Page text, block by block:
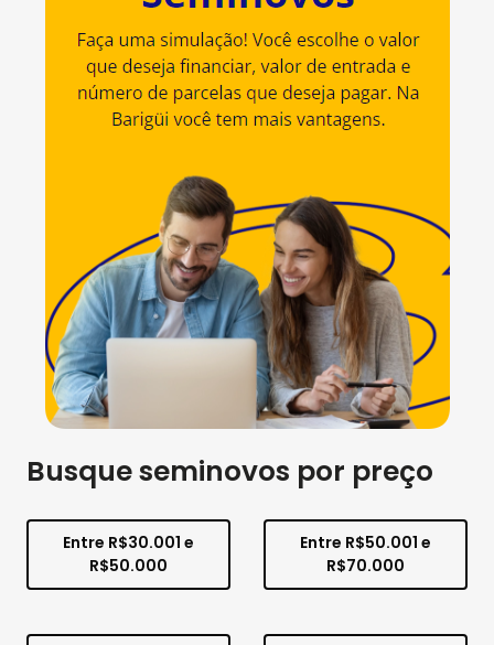
Busque seminovos por preço
Entre R$30.001 e
R$50.000
Entre R$50.001 e
R$70.000